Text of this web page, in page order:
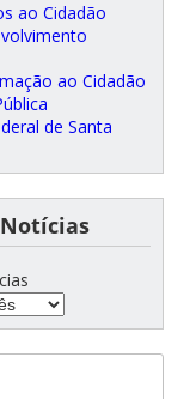
ao Cidadão
ao Cidadão
de Santa